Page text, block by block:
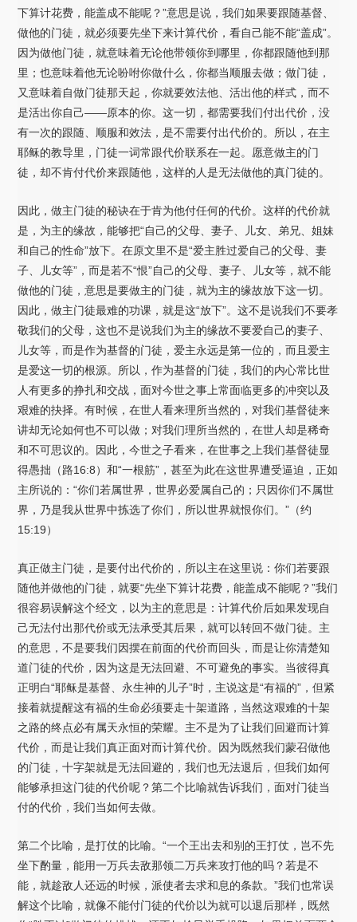
下算计花费，能盖成不能呢？”意思是说，我们如果要跟随基督、
做他的门徒，就必须要先坐下来计算代价，看自己能不能“盖成”。
因为做他门徒，就意味着无论他带领你到哪里，你都跟随他到那
里；也意味着他无论吩咐你做什么，你都当顺服去做；做门徒，
又意味着自做门徒那天起，你就要效法他、活出他的样式，而不
是活出你自己——原本的你。这一切，都需要我们付出代价，没
有一次的跟随、顺服和效法，是不需要付出代价的。所以，在主
耶稣的教导里，门徒一词常跟代价联系在一起。愿意做主的门
徒，却不肯付代价来跟随他，这样的人是无法做他的真门徒的。
因此，做主门徒的秘诀在于肯为他付任何的代价。这样的代价就
是，为主的缘故，能够把“自己的父母、妻子、儿女、弟兄、姐妹
和自己的性命”放下。在原文里不是“爱主胜过爱自己的父母、妻
子、儿女等”，而是若不“恨”自己的父母、妻子、儿女等，就不能
做他的门徒，意思是要做主的门徒，就为主的缘故放下这一切。
因此，做主门徒最难的功课，就是这“放下”。这不是说我们不要孝
敬我们的父母，这也不是说我们为主的缘故不要爱自己的妻子、
儿女等，而是作为基督的门徒，爱主永远是第一位的，而且爱主
是爱这一切的根源。所以，作为基督的门徒，我们的内心常比世
人有更多的挣扎和交战，面对今世之事上常面临更多的冲突以及
艰难的抉择。有时候，在世人看来理所当然的，对我们基督徒来
讲却无论如何也不可以做；对我们理所当然的，在世人却是稀奇
和不可思议的。因此，今世之子看来，在世事之上我们基督徒显
得愚拙（路16:8）和“一根筋”，甚至为此在这世界遭受逼迫，正如
主所说的：“你们若属世界，世界必爱属自己的；只因你们不属世
界，乃是我从世界中拣选了你们，所以世界就恨你们。”（约
15:19）
真正做主门徒，是要付出代价的，所以主在这里说：你们若要跟
随他并做他的门徒，就要“先坐下算计花费，能盖成不能呢？”我们
很容易误解这个经文，以为主的意思是：计算代价后如果发现自
己无法付出那代价或无法承受其后果，就可以转回不做门徒。主
的意思，不是要我们因摆在前面的代价而回头，而是让你清楚知
道门徒的代价，因为这是无法回避、不可避免的事实。当彼得真
正明白“耶稣是基督、永生神的儿子”时，主说这是“有福的”，但紧
接着就提醒这有福的生命必须要走十架道路，当然这艰难的十架
之路的终点必有属天永恒的荣耀。主不是为了让我们回避而计算
代价，而是让我们真正面对而计算代价。因为既然我们蒙召做他
的门徒，十字架就是无法回避的，我们也无法退后，但我们如何
能够承担这门徒的代价呢？第二个比喻就告诉我们，面对门徒当
付的代价，我们当如何去做。
第二个比喻，是打仗的比喻。“一个王出去和别的王打仗，岂不先
坐下酌量，能用一万兵去敌那领二万兵来攻打他的吗？若是不
能，就趁敌人还远的时候，派使者去求和息的条款。”我们也常误
解这个比喻，就像不能付门徒的代价以为就可以退后那样，既然